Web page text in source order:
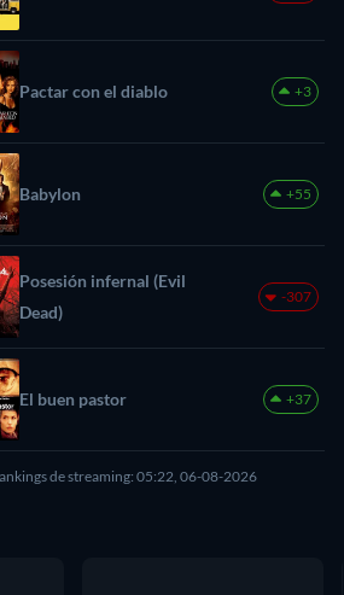
Pactar con el diablo +3
Babylon +55
Posesión infernal (Evil
Dead)
-307
El buen pastor +37
de streaming: 05:22, 06-08-2026